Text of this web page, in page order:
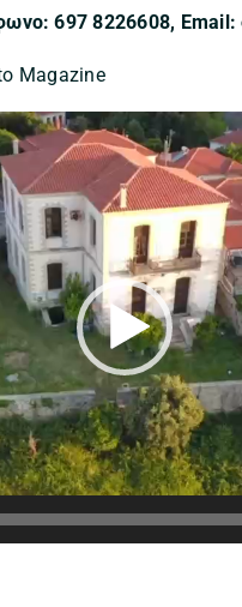
697 8226608,
Magazine